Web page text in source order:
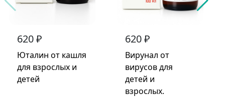
620 ₽
Юталин от кашля
для взрослых и
детей
620 ₽
Вирунал от
вирусов для
детей и
взрослых.